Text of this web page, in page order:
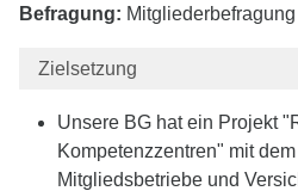
Befragung: Mitgliederbefragung
Zielsetzung
Unsere BG hat ein Projekt
Kompetenzzentren" mit
Mitgliedsbetriebe und